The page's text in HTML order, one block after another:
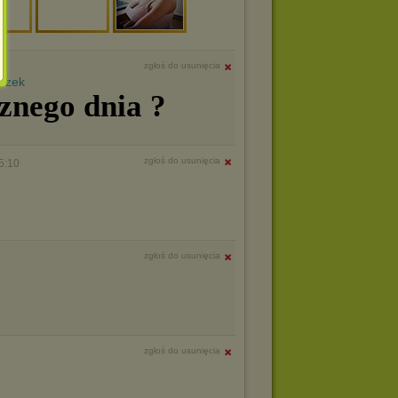
zgłoś do usunięcia
dnia ?
zgłoś do usunięcia
zgłoś do usunięcia
zgłoś do usunięcia